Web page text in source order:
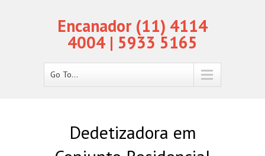
Encanador (11) 4114
4004 | 5933 5165
Go To...
Dedetizadora em